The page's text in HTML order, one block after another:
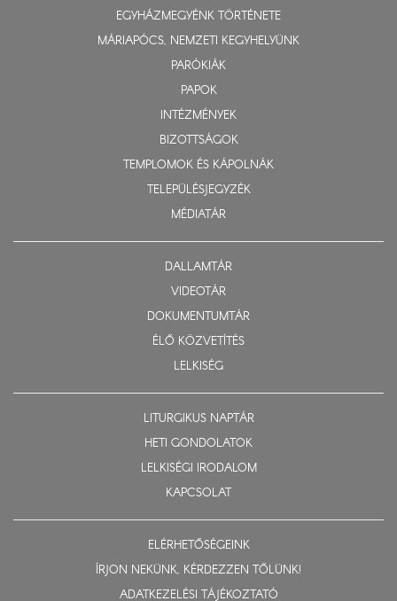
EGYHÁZMEGYÉNK TÖRTÉNETE
MÁRIAPÓCS, NEMZETI KEGYHELYÜNK
PARÓKIÁK
PAPOK
INTÉZMÉNYEK
BIZOTTSÁGOK
TEMPLOMOK ÉS KÁPOLNÁK
TELEPÜLÉSJEGYZÉK
MÉDIATÁR
DALLAMTÁR
VIDEOTÁR
DOKUMENTUMTÁR
ÉLŐ KÖZVETÍTÉS
LELKISÉG
LITURGIKUS NAPTÁR
HETI GONDOLATOK
LELKISÉGI IRODALOM
KAPCSOLAT
ELÉRHETŐSÉGEINK
ÍRJON NEKÜNK, KÉRDEZZEN TŐLÜNK!
ADATKEZELÉSI TÁJÉKOZTATÓ